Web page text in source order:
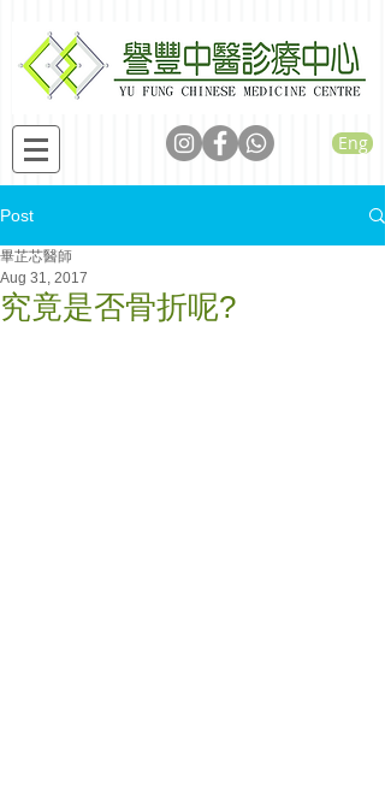
Eng
Post
究竟是否骨折呢?
畢芷芯醫師
Aug 31, 2017